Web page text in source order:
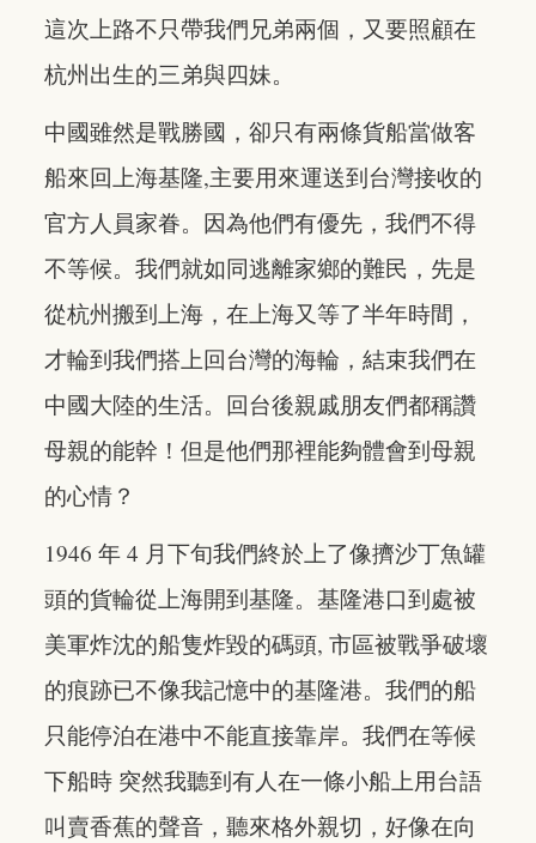
這次上路不只帶我們兄弟兩個，又要照顧在
杭州出生的三弟與四妹。
中國雖然是戰勝國，卻只有兩條貨船當做客
船來回上海基隆,主要用來運送到台灣接收的
官方人員家眷。因為他們有優先，我們不得
不等候。我們就如同逃離家鄉的難民，先是
從杭州搬到上海，在上海又等了半年時間，
才輪到我們搭上回台灣的海輪，結束我們在
中國大陸的生活。回台後親戚朋友們都稱讚
母親的能幹！但是他們那裡能夠體會到母親
的心情？
1946 年 4 月下旬我們終於上了像擠沙丁魚罐
頭的貨輪從上海開到基隆。基隆港口到處被
美軍炸沈的船隻炸毀的碼頭, 市區被戰爭破壞
的痕跡已不像我記憶中的基隆港。我們的船
只能停泊在港中不能直接靠岸。我們在等候
下船時 突然我聽到有人在一條小船上用台語
叫賣香蕉的聲音，聽來格外親切，好像在向